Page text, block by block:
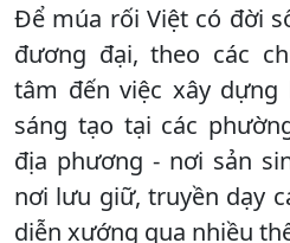
Để múa rối Việt có đời
đương đại, theo các
tâm đến việc xây dựng
sáng tạo tại các
địa phương - nơi sản
nơi lưu giữ, truyền dạy
diễn xướng qua nhiều